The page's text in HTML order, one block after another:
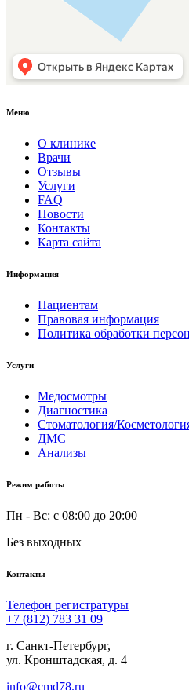
Меню
О клинике
Врачи
Отзывы
Услуги
FAQ
Новости
Контакты
Карта сайта
Информация
Пациентам
Правовая информация
Политика обработки
Услуги
Медосмотры
Диагностика
Стоматология/
ДМС
Анализы
Режим работы
Пн - Вc: с 08:00 до 20:00
Без выходных
Контакты
Телефон регистратуры
+7 (812) 783 31 09
г. Санкт-Петербург,
ул. Кронштадская, д. 4
info@cmd78.ru